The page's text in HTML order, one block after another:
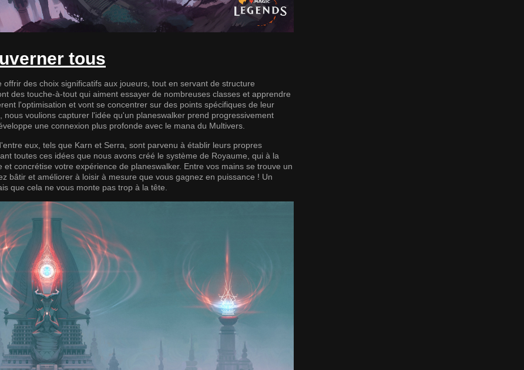
tous
des choix significatifs aux joueurs, tout en servant de structure
des touche-à-tout qui aiment essayer de nombreuses classes et apprendre
l'optimisation et vont se concentrer sur des points spécifiques de leur
voulions capturer l'idée qu'un planeswalker prend progressivement
une connexion plus profonde avec le mana du Multivers.
eux, tels que Karn et Serra, sont parvenu à établir leurs propres
toutes ces idées que nous avons créé le système de Royaume, qui à la
concrétise votre expérience de planeswalker. Entre vos mains se trouve un
bâtir et améliorer à loisir à mesure que vous gagnez en puissance ! Un
que cela ne vous monte pas trop à la tête.